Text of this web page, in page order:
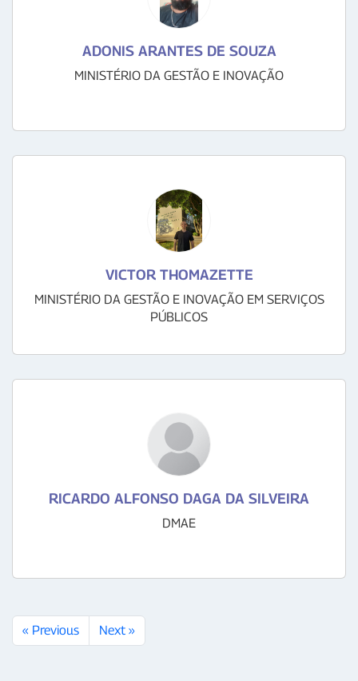
ADONIS ARANTES DE SOUZA
MINISTÉRIO DA GESTÃO E INOVAÇÃO
VICTOR THOMAZETTE
MINISTÉRIO DA GESTÃO E INOVAÇÃO EM SERVIÇOS
PÚBLICOS
RICARDO ALFONSO DAGA DA SILVEIRA
DMAE
« Previous Next »